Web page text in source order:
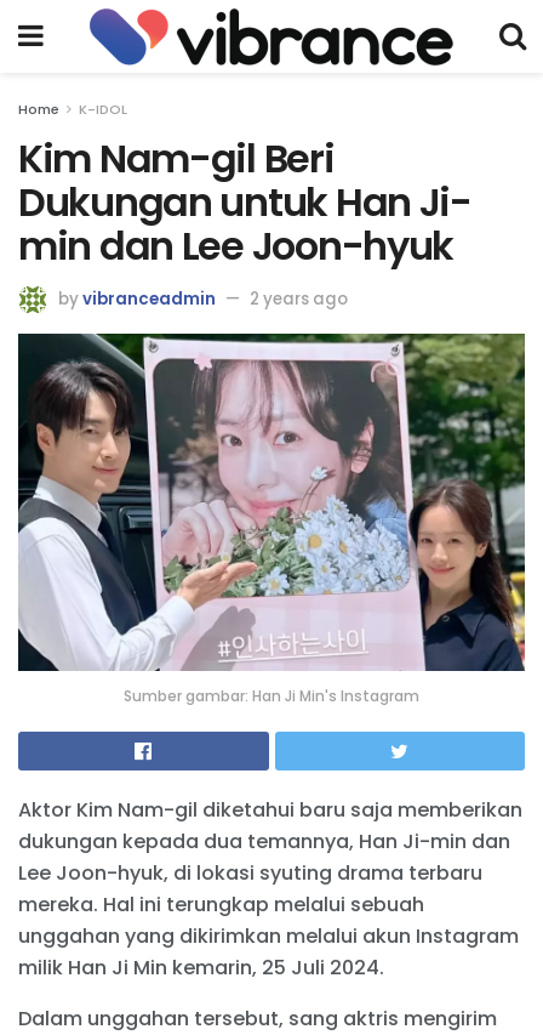
Home K-IDOL
Kim Nam-gil Beri
Dukungan untuk Han Ji-
min dan Lee Joon-hyuk
byvibranceadmin 2 years ago
Sumber gambar: Han Ji Min's Instagram
Aktor Kim Nam-gil diketahui baru saja memberikan
dukungan kepada dua temannya, Han Ji-min dan
Lee Joon-hyuk, di lokasi syuting drama terbaru
mereka. Hal ini terungkap melalui sebuah
unggahan yang dikirimkan melalui akun Instagram
milik Han Ji Min kemarin, 25 Juli 2024.
Dalam unggahan tersebut, sang aktris mengirim